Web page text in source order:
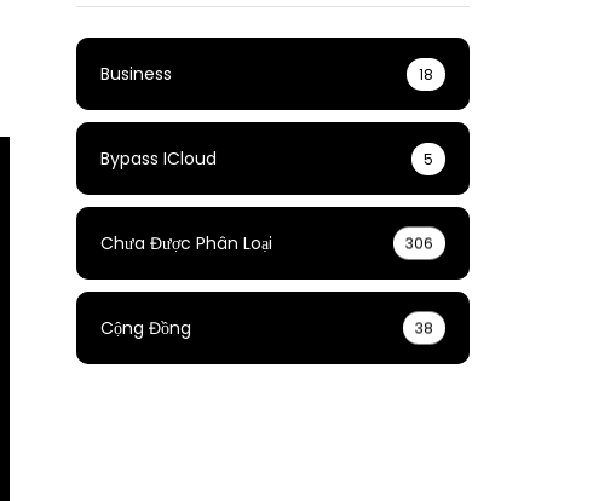
Business 18
Bypass ICloud 5
Chưa Được Phân Loại 306
Cộng Đồng 38